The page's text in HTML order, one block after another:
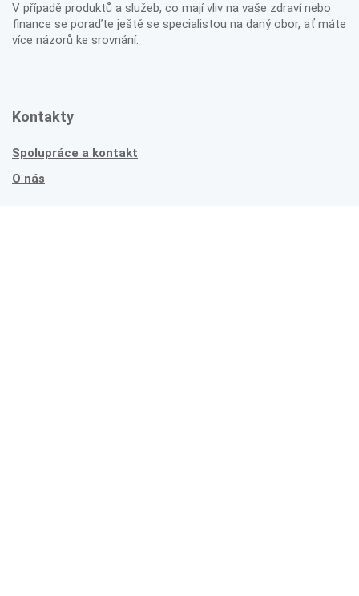
V případě produktů a služeb, co mají vliv na vaše zdraví nebo
finance se poraďte ještě se specialistou na daný obor, ať máte
více názorů ke srovnání.
Kontakty
Spolupráce a kontakt
O nás